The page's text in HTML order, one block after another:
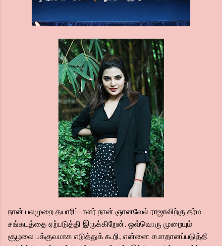
நான் பலமுறை தயாரிப்பாளர் நான் ஞானவேல் ராஜாவிற்கு தர்ம
சங்கடத்தை ஏற்படுத்தி இருக்கிறேன். ஒவ்வொரு முறையும்
சூழலை பக்குவமாக எடுத்துக் கூறி, என்னை சமாதானப்படுத்தி